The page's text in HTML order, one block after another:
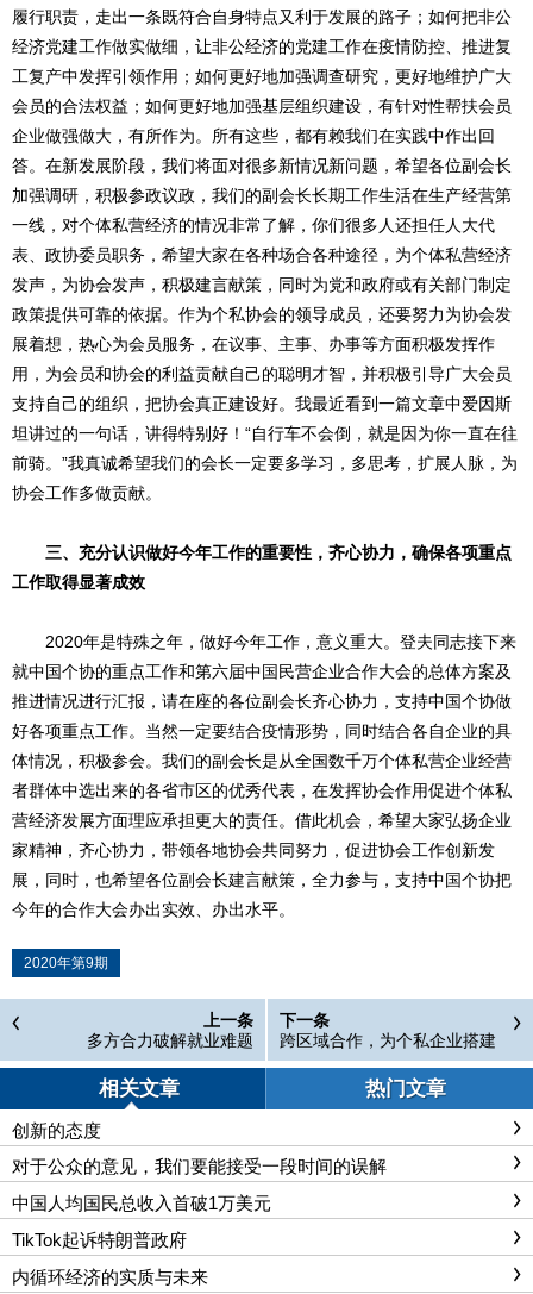
履行职责，走出一条既符合自身特点又利于发展的路子；如何把非公
经济党建工作做实做细，让非公经济的党建工作在疫情防控、推进复
工复产中发挥引领作用；如何更好地加强调查研究，更好地维护广大
会员的合法权益；如何更好地加强基层组织建设，有针对性帮扶会员
企业做强做大，有所作为。所有这些，都有赖我们在实践中作出回
答。在新发展阶段，我们将面对很多新情况新问题，希望各位副会长
加强调研，积极参政议政，我们的副会长长期工作生活在生产经营第
一线，对个体私营经济的情况非常了解，你们很多人还担任人大代
表、政协委员职务，希望大家在各种场合各种途径，为个体私营经济
发声，为协会发声，积极建言献策，同时为党和政府或有关部门制定
政策提供可靠的依据。作为个私协会的领导成员，还要努力为协会发
展着想，热心为会员服务，在议事、主事、办事等方面积极发挥作
用，为会员和协会的利益贡献自己的聪明才智，并积极引导广大会员
支持自己的组织，把协会真正建设好。我最近看到一篇文章中爱因斯
坦讲过的一句话，讲得特别好！“自行车不会倒，就是因为你一直在往
前骑。”我真诚希望我们的会长一定要多学习，多思考，扩展人脉，为
协会工作多做贡献。
三、充分认识做好今年工作的重要性，齐心协力，确保各项重点
工作取得显著成效
2020年是特殊之年，做好今年工作，意义重大。登夫同志接下来
就中国个协的重点工作和第六届中国民营企业合作大会的总体方案及
推进情况进行汇报，请在座的各位副会长齐心协力，支持中国个协做
好各项重点工作。当然一定要结合疫情形势，同时结合各自企业的具
体情况，积极参会。我们的副会长是从全国数千万个体私营企业经营
者群体中选出来的各省市区的优秀代表，在发挥协会作用促进个体私
营经济发展方面理应承担更大的责任。借此机会，希望大家弘扬企业
家精神，齐心协力，带领各地协会共同努力，促进协会工作创新发
展，同时，也希望各位副会长建言献策，全力参与，支持中国个协把
今年的合作大会办出实效、办出水平。
2020年第9期
上一条
多方合力破解就业难题
下一条
跨区域合作，为个私企业搭建
发展平台
相关文章 热门文章
创新的态度
对于公众的意见，我们要能接受一段时间的误解
中国人均国民总收入首破1万美元
TikTok起诉特朗普政府
内循环经济的实质与未来